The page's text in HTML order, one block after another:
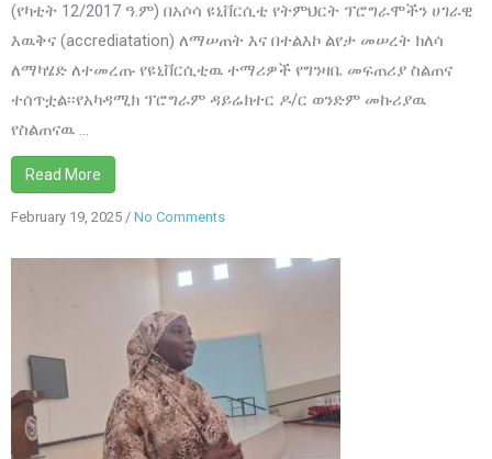
(የካቲት 12/2017 ዓ.ም) በአሶሳ ዩኒቨርሲቲ የትምህርት ፕሮግራሞችን ሀገራዊ
እዉቅና (accrediatation) ለማሠጠት እና በተልእኮ ልየታ መሠረት ክለሳ
ለማካሄድ ለተመረጡ የዩኒቨርሲቲዉ ተማሪዎች የግንዛቤ መፍጠሪያ ስልጠና
ተሰጥቷል፡፡የአካዳሚክ ፕሮግራም ዳይሬክተር ዶ/ር ወንድም መኩሪያዉ
የስልጠናዉ ...
Read More
February 19, 2025 / No Comments
on
ጋር
በየሳምንቱ
አርብ